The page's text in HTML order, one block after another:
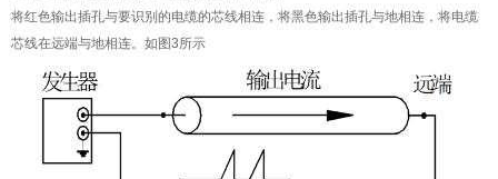
将红色输出插孔与要识别的电缆的芯线相连，将黑色输出插孔与地相连，将电缆
芯线在远端与地相连。如图3所示